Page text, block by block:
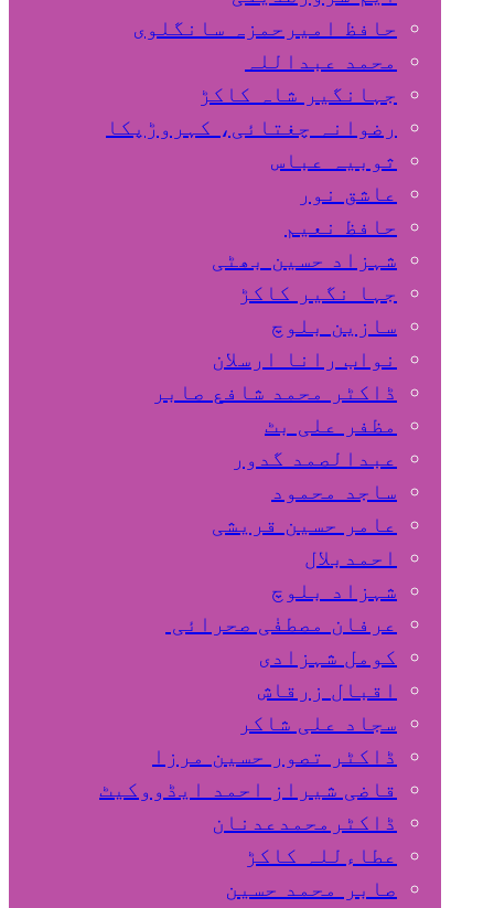
حافظ امیرحمزہ سانگلوی
محمد عبداللہ
جہانگیر شاہ کاکڑ
رضوانہ چغتائی، کہروڑپکا
ثوبیہ عباس
عاشق نور
حافظ نعیم
شہزاد حسین بھٹی
جہا نگیر کاکڑ
سازین بلوچ
نواب رانا ارسلان
ڈاکٹر محمد شافع صابر
مظفر علی بٹ
عبدالصمد گدور
ساجد محمود
عامر حسین قریشی
اﺣﻤﺪﺑﻼل
شہزاد بلوچ
عرفان مصطفٰی صحرائی
کومل شہزادی
اقبال زرقاش
سجاد علی شاکر
ڈاکٹر تصور حسین مرزا
قاضی شیراز احمد ایڈووکیٹ
ڈاکٹرمحمدعدنان
عطاءللہ کاکڑ
صابر محمد حسین